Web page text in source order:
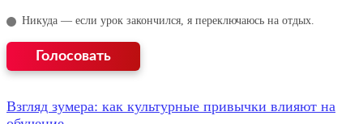
Никуда — если урок закончился, я переключаюсь на отдых.
Взгляд зумера: как культурные привычки влияют на